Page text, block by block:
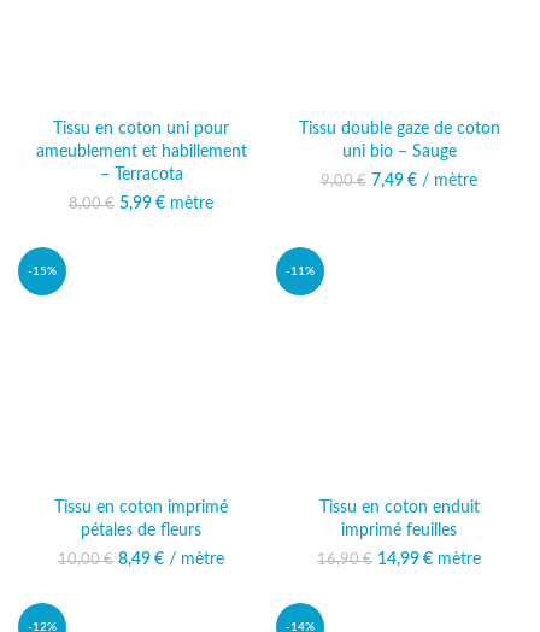
Tissu en coton uni pour
ameublement et habillement
– Terracota
8,00€ Le prix initial était :
5,99 € Le prix actuel
mètre
Tissu double gaze de coton
uni bio – Sauge
9,00€
Le prix initial était :
7,49 € Le prix actuel
/ mètre
-15%
Tissu en coton imprimé
pétales de fleurs
10,00€ Le prix initial était :
8,49 € Le prix actuel
/ mètre
-11%
Tissu en coton enduit
imprimé feuilles
16,90€ Le prix initial était :
14,99 €
Le prix
mètre
-12% -14%